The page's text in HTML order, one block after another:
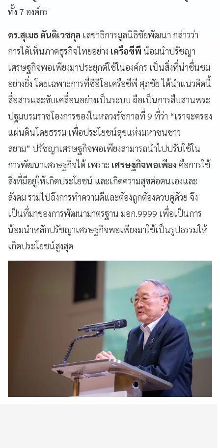
ทั้ง 7 องค์กร
ดร.สุเมธ ตันติเวชกุล เลขาธิการมูลนิธิชัยพัฒนา กล่าวว่า
การได้เห็นภาคธุรกิจไทยอย่าง เครือซีพี น้อมนำปรัชญา
เศรษฐกิจพอเพียงมาประยุกต์ใช้ในองค์กร เป็นสิ่งที่น่าชื่นชม
อย่างยิ่ง โดยเฉพาะการที่ซีอีโอเครือซีพี ศุภชัย ได้นำแนวคิดนี้
สื่อสารและขับเคลื่อนอย่างเป็นระบบ ถือเป็นการสืบสานพระ
ปฐมบรมราชโองการของในหลวงรัชกาลที่ 9 ที่ว่า “เราจะครอง
แผ่นดินโดยธรรม เพื่อประโยชน์สุขแห่งมหาชนชาว
สยาม” ปรัชญาเศรษฐกิจพอเพียงสามารถนำไปปรับใช้ใน
การพัฒนาเศรษฐกิจได้ เพราะ เศรษฐกิจพอเพียง คือการใช้
สิ่งที่มีอยู่ให้เกิดประโยชน์ และเกิดความสุขต่อตนเองและ
สังคม รวมไปถึงการทำความดีและต้องถูกต้องควบคู่ด้วย จึง
เป็นที่มาของการพัฒนามาตรฐาน มอก.9999 เพื่อเป็นการ
น้อมนำหลักปรัชญาเศรษฐกิจพอเพียงมาใช้เป็นรูปธรรมให้
เกิดประโยชน์สูงสุด